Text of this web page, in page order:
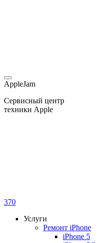
AppleJam
Сервисный центр
техники Apple
370
Услуги
Ремонт iPhone
iPhone 5